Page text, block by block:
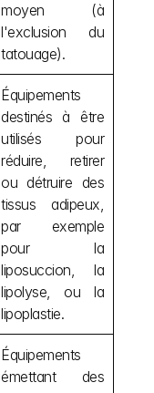
moyen (à
l'exclusion du
tatouage).
Équipements
destinés à être
utilisés pour
réduire, retirer
ou détruire des
tissus adipeux,
par exemple
pour la
liposuccion, la
lipolyse, ou la
lipoplastie.
Équipements
émettant des